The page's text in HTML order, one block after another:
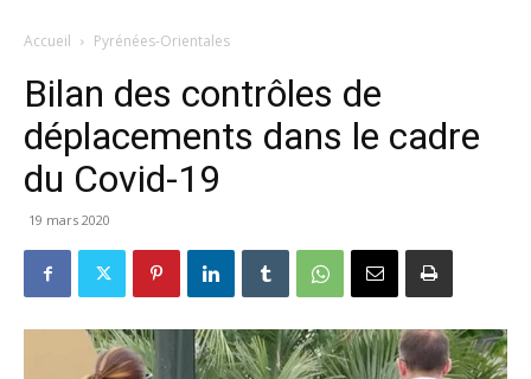
Accueil Pyrénées-Orientales
Bilan des contrôles de
déplacements dans le cadre
du Covid-19
19 mars 2020